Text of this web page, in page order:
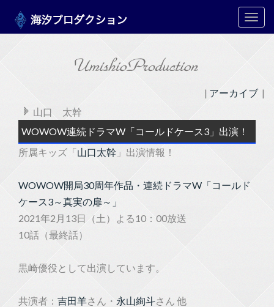
メ
ニ
| アーカイブ |
山口 太幹
WOWOW連続ドラマW「コールドケース3」出演！
所属キッズ「山口太幹 」出演情報！
WOWOW開局30周年作品・連続ドラマW「コールド
ケース3～真実の扉～」
2021年2月13日（土）よる10：00放送
10話（最終話）
黒崎優役として出演しています。
共演者： 吉田羊さん・ 永山絢斗さん 他